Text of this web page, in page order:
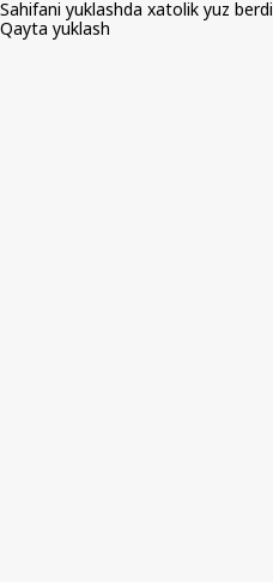
Sahifani yuklashda xatolik yuz berdi
Qayta yuklash